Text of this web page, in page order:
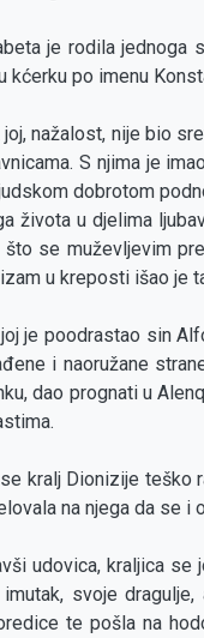
je rodila jednoga
kćerku po imenu
joj, nažalost, nije bio
S njima je
dobrotom
života u djelima
što se muževljevim
u kreposti išao je
je poodrastao sin
i naoružane
dao prognati u
kralj Dionizije teško
na njega da se i
udovica, kraljica se
svoje
te pošla na